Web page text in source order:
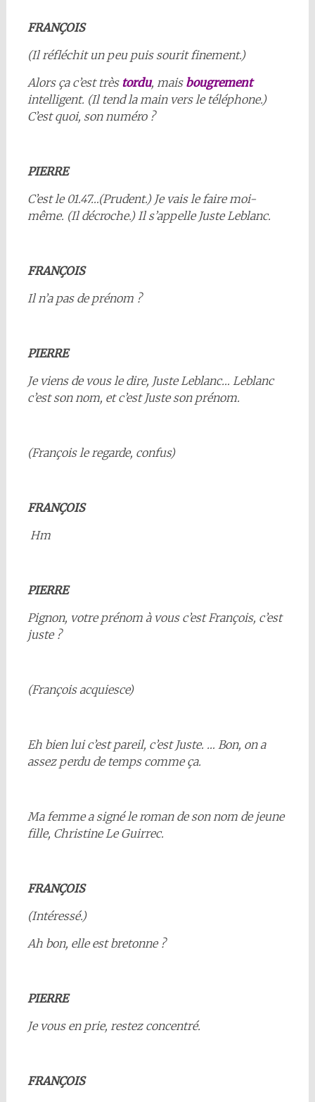
FRANÇOIS
(Il réfléchit un peu puis sourit finement.)
Alors ça c’est très tordu, mais bougrement
intelligent. (Il tend la main vers le téléphone.)
C’est quoi, son numéro ?
PIERRE
C’est le 01.47…(Prudent.) Je vais le faire moi-
même. (Il décroche.) Il s’appelle Juste Leblanc.
FRANÇOIS
Il n’a pas de prénom ?
PIERRE
Je viens de vous le dire, Juste Leblanc… Leblanc
c’est son nom, et c’est Juste son prénom.
(François le regarde, confus)
FRANÇOIS
Hm
PIERRE
Pignon, votre prénom à vous c’est François, c’est
juste ?
(François acquiesce)
Eh bien lui c’est pareil, c’est Juste. … Bon, on a
assez perdu de temps comme ça.
Ma femme a signé le roman de son nom de jeune
fille, Christine Le Guirrec.
FRANÇOIS
(Intéressé.)
Ah bon, elle est bretonne ?
PIERRE
Je vous en prie, restez concentré.
FRANÇOIS